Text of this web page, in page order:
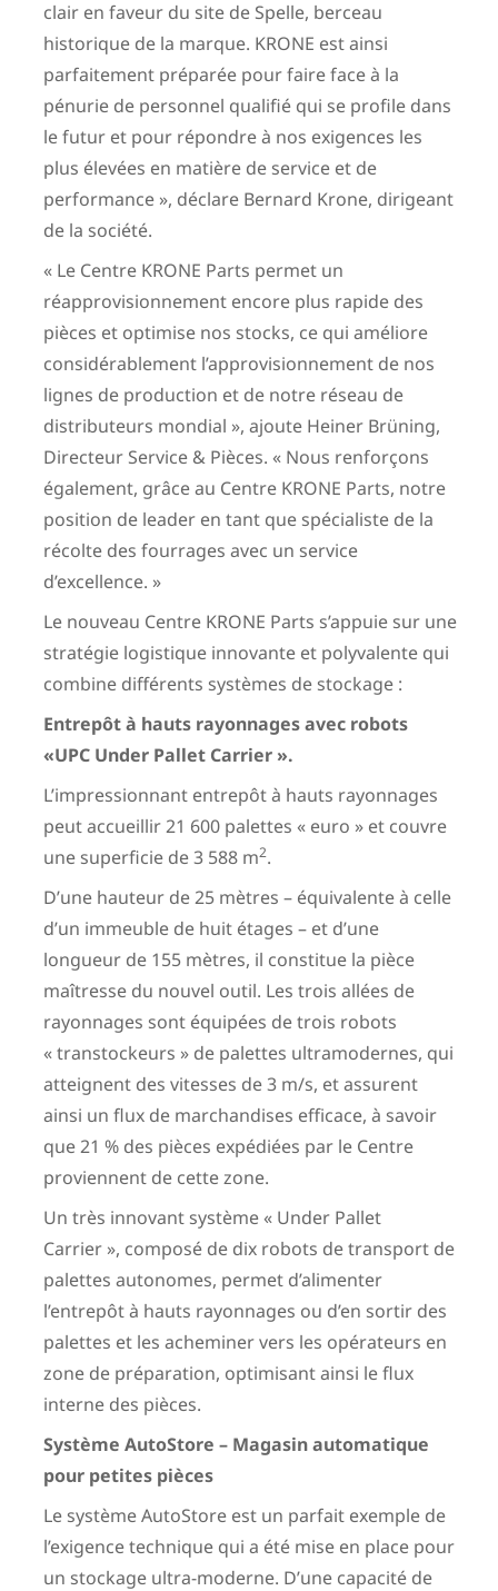
clair en faveur du site de Spelle, berceau
historique de la marque. KRONE est ainsi
parfaitement préparée pour faire face à la
pénurie de personnel qualifié qui se profile dans
le futur et pour répondre à nos exigences les
plus élevées en matière de service et de
performance », déclare Bernard Krone, dirigeant
de la société.
« Le Centre KRONE Parts permet un
réapprovisionnement encore plus rapide des
pièces et optimise nos stocks, ce qui améliore
considérablement l’approvisionnement de nos
lignes de production et de notre réseau de
distributeurs mondial », ajoute Heiner Brüning,
Directeur Service & Pièces. « Nous renforçons
également, grâce au Centre KRONE Parts, notre
position de leader en tant que spécialiste de la
récolte des fourrages avec un service
d’excellence. »
Le nouveau Centre KRONE Parts s’appuie sur une
stratégie logistique innovante et polyvalente qui
combine différents systèmes de stockage :
Entrepôt à hauts rayonnages avec robots
«UPC Under Pallet Carrier ».
L’impressionnant entrepôt à hauts rayonnages
peut accueillir 21 600 palettes « euro » et couvre
une superficie de 3 588 m2.
D’une hauteur de 25 mètres – équivalente à celle
d’un immeuble de huit étages – et d’une
longueur de 155 mètres, il constitue la pièce
maîtresse du nouvel outil. Les trois allées de
rayonnages sont équipées de trois robots
« transtockeurs » de palettes ultramodernes, qui
atteignent des vitesses de 3 m/s, et assurent
ainsi un flux de marchandises efficace, à savoir
que 21 % des pièces expédiées par le Centre
proviennent de cette zone.
Un très innovant système « Under Pallet
Carrier », composé de dix robots de transport de
palettes autonomes, permet d’alimenter
l’entrepôt à hauts rayonnages ou d’en sortir des
palettes et les acheminer vers les opérateurs en
zone de préparation, optimisant ainsi le flux
interne des pièces.
Système AutoStore – Magasin automatique
pour petites pièces
Le système AutoStore est un parfait exemple de
l’exigence technique qui a été mise en place pour
un stockage ultra-moderne. D’une capacité de